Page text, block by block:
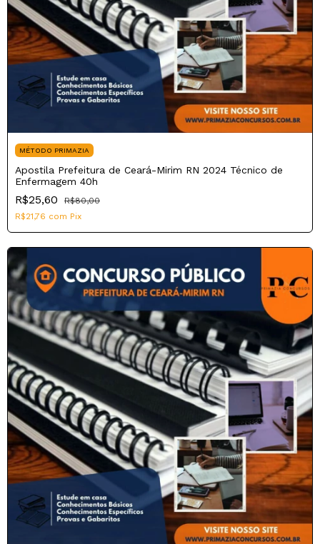
MÉTODO PRIMAZIA
Apostila Prefeitura de Ceará-Mirim RN 2024 Técnico de
Enfermagem 40h
R$25,60
R$80,00
R$21,76 com Pix